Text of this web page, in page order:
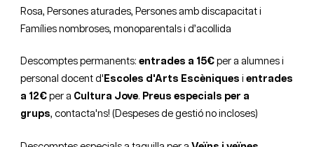
Rosa, Persones aturades, Persones amb discapacitat i
Famílies nombroses, monoparentals i d’acollida
Descomptes permanents: entrades a 15€ per a alumnes i
personal docent d' Escoles d'Arts Escèniques i entrades
a 12€ per a Cultura Jove. Preus especials per a
grups, contacta'ns! (Despeses de gestió no incloses)